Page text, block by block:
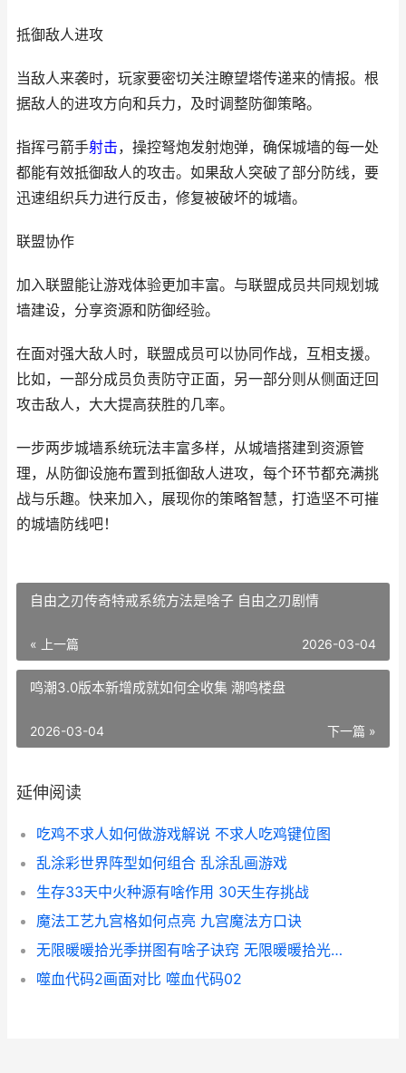
抵御敌人进攻
当敌人来袭时，玩家要密切关注瞭望塔传递来的情报。根
据敌人的进攻方向和兵力，及时调整防御策略。
指挥弓箭手射击，操控弩炮发射炮弹，确保城墙的每一处
都能有效抵御敌人的攻击。如果敌人突破了部分防线，要
迅速组织兵力进行反击，修复被破坏的城墙。
联盟协作
加入联盟能让游戏体验更加丰富。与联盟成员共同规划城
墙建设，分享资源和防御经验。
在面对强大敌人时，联盟成员可以协同作战，互相支援。
比如，一部分成员负责防守正面，另一部分则从侧面迂回
攻击敌人，大大提高获胜的几率。
一步两步城墙系统玩法丰富多样，从城墙搭建到资源管
理，从防御设施布置到抵御敌人进攻，每个环节都充满挑
战与乐趣。快来加入，展现你的策略智慧，打造坚不可摧
的城墙防线吧！
自由之刃传奇特戒系统方法是啥子 自由之刃剧情
« 上一篇 2026-03-04
鸣潮3.0版本新增成就如何全收集 潮鸣楼盘
下一篇 »
2026-03-04
延伸阅读
吃鸡不求人如何做游戏解说 不求人吃鸡键位图
乱涂彩世界阵型如何组合 乱涂乱画游戏
生存33天中火种源有啥作用 30天生存挑战
魔法工艺九宫格如何点亮 九宫魔法方口诀
无限暖暖拾光季拼图有啥子诀窍 无限暖暖拾光季活动
噬血代码2画面对比 噬血代码02